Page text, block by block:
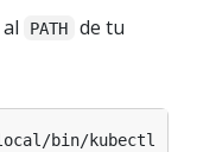
PATH
de tu